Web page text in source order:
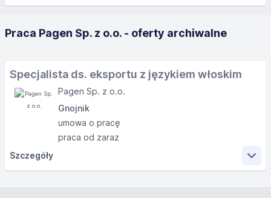
Praca Pagen Sp. z o.o. - oferty archiwalne
Specjalista ds. eksportu z językiem włoskim
Pagen Sp. z o.o.
Gnojnik
umowa o pracę
praca od zaraz
Szczegóły